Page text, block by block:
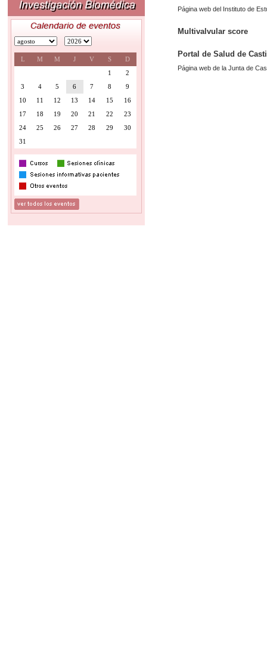
L M M J V S
D
1
2
3
4 5 6 7 8
9
10
11 12 13 14 15
16
17
18 19 20 21 22
23
24
25 26 27 28 29
30
31
Página web del Instituto de
Multivalvular score
Portal de Salud de
Página web de la Junta de